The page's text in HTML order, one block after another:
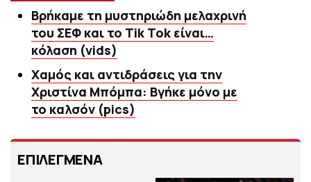
Βρήκαμε τη μυστηριώδη μελαχρινή
του ΣΕΦ και το Tik Tok είναι…
κόλαση (vids)
Χαμός και αντιδράσεις για την
Χριστίνα Μπόμπα: Βγήκε μόνο με
το καλσόν (pics)
ΕΠΙΛΕΓΜΕΝΑ